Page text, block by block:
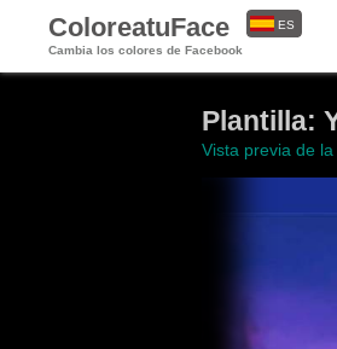
ColoreatuFace
Cambia los colores de Facebook
ES
Plantilla:
Vista previa de